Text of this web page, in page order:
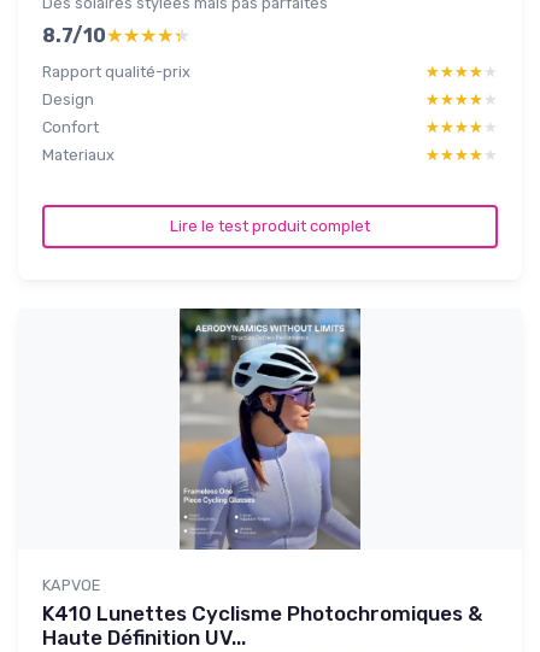
8.7/10★★★★★
★★★★★
Rapport qualité-prix ★★★★★
★★★★★
Design
★★★★★
★★★★★
Confort
★★★★★
★★★★★
Materiaux
★★★★★
★★★★★
Lire le test produit complet
KAPVOE
K410 Lunettes Cyclisme Photochromiques &
Haute Définition UV...